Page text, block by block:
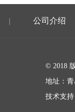
| 公司介绍
© 2018
地址：
技术支